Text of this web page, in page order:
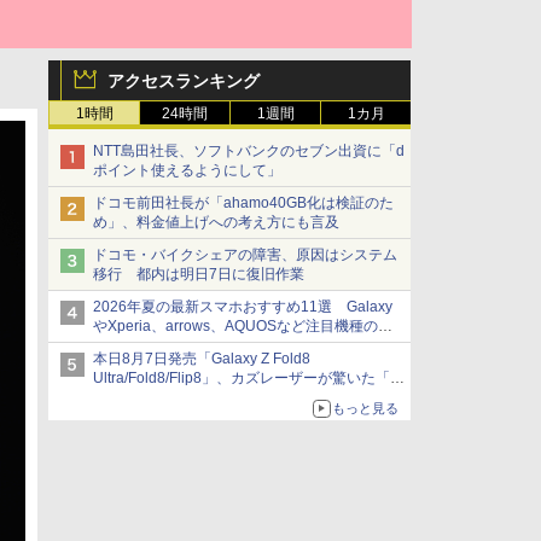
アクセスランキング
1時間 24時間 1週間 1カ月
NTT島田社長、ソフトバンクのセブン出資に「d
ポイント使えるようにして」
ドコモ前田社長が「ahamo40GB化は検証のた
め」、料金値上げへの考え方にも言及
ドコモ・バイクシェアの障害、原因はシステム
移行 都内は明日7日に復旧作業
2026年夏の最新スマホおすすめ11選 Galaxy
やXperia、arrows、AQUOSなど注目機種の特
徴は
本日8月7日発売「Galaxy Z Fold8
Ultra/Fold8/Flip8」、カズレーザーが驚いた「そ
もっと見る